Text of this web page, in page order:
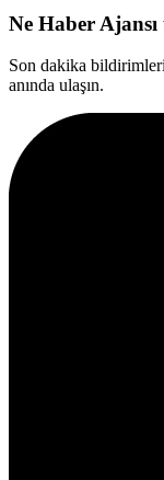
Ne Haber
Son dakika
anında ulaşın.